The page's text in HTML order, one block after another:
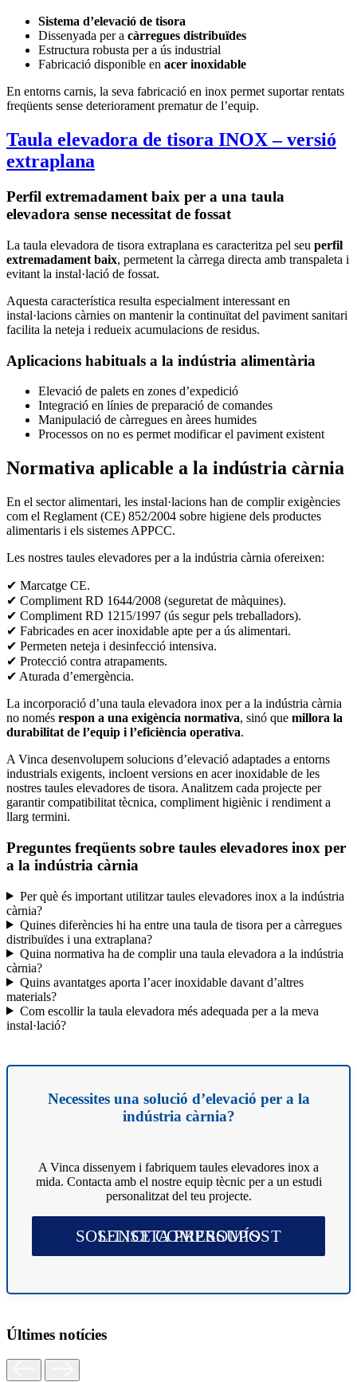
Sistema d’elevació de tisora
Dissenyada per a càrregues distribuïdes
Estructura robusta per a ús industrial
Fabricació disponible en acer inoxidable
En entorns carnis, la seva fabricació en inox permet suportar rentats
freqüents sense deteriorament prematur de l’equip.
Taula elevadora de tisora INOX – versió
extraplana
Perfil extremadament baix per a una taula
elevadora sense necessitat de fossat
La taula elevadora de tisora extraplana es caracteritza pel seu perfil
extremadament baix, permetent la càrrega directa amb transpaleta i
evitant la instal·lació de fossat.
Aquesta característica resulta especialment interessant en
instal·lacions càrnies on mantenir la continuïtat del paviment sanitari
facilita la neteja i redueix acumulacions de residus.
Aplicacions habituals a la indústria alimentària
Elevació de palets en zones d’expedició
Integració en línies de preparació de comandes
Manipulació de càrregues en àrees humides
Processos on no es permet modificar el paviment existent
Normativa aplicable a la indústria càrnia
En el sector alimentari, les instal·lacions han de complir exigències
com el Reglament (CE) 852/2004 sobre higiene dels productes
alimentaris i els sistemes APPCC.
Les nostres taules elevadores per a la indústria càrnia ofereixen:
✔ Marcatge CE.
✔ Compliment RD 1644/2008 (seguretat de màquines).
✔ Compliment RD 1215/1997 (ús segur pels treballadors).
✔ Fabricades en acer inoxidable apte per a ús alimentari.
✔ Permeten neteja i desinfecció intensiva.
✔ Protecció contra atrapaments.
✔ Aturada d’emergència.
La incorporació d’una taula elevadora inox per a la indústria càrnia
no només respon a una exigència normativa, sinó que millora la
durabilitat de l’equip i l’eficiència operativa.
A Vinca desenvolupem solucions d’elevació adaptades a entorns
industrials exigents, incloent versions en acer inoxidable de les
nostres taules elevadores de tisora. Analitzem cada projecte per
garantir compatibilitat tècnica, compliment higiènic i rendiment a
llarg termini.
Preguntes freqüents sobre taules elevadores inox per
a la indústria càrnia
Per què és important utilitzar taules elevadores inox a la indústria
càrnia?
Quines diferències hi ha entre una taula de tisora per a càrregues
distribuïdes i una extraplana?
Quina normativa ha de complir una taula elevadora a la indústria
càrnia?
Quins avantatges aporta l’acer inoxidable davant d’altres
materials?
Com escollir la taula elevadora més adequada per a la meva
instal·lació?
Necessites una solució d’elevació per a la
indústria càrnia?
A Vinca dissenyem i fabriquem taules elevadores inox a
mida. Contacta amb el nostre equip tècnic per a un estudi
personalitzat del teu projecte.
SOL·LICITA PRESSUPOST SENSE COMPROMÍS
Últimes notícies